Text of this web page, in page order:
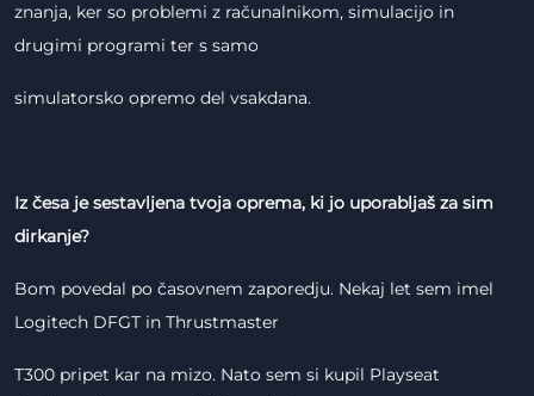
znanja, ker so problemi z računalnikom, simulacijo in
drugimi programi ter s samo
simulatorsko opremo del vsakdana.
Iz česa je sestavljena tvoja oprema, ki jo uporabljaš za sim
dirkanje?
Bom povedal po časovnem zaporedju. Nekaj let sem imel
Logitech DFGT in Thrustmaster
T300 pripet kar na mizo. Nato sem si kupil Playseat